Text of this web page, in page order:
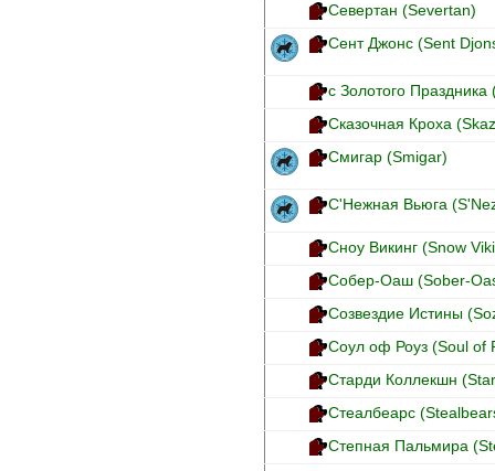
Севертан (Severtan)
Сент Джонс (Sent
с Золотого
Сказочная Кроха
Смигар (Smigar)
С'Нежная Вьюга
Сноу Викинг (Snow
Собер-Оаш (Sober-
Созвездие Истины
Соул оф Роуз (Soul of
Старди Коллекшн
Стеалбеарс
Степная Пальмира